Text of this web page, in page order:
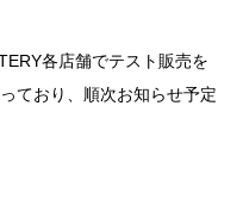
各店舗でテスト販売を
ており、順次お知らせ予定